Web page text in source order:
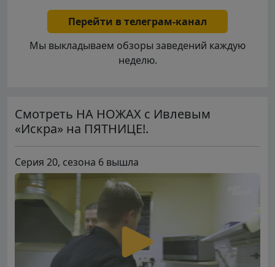
Перейти в телеграм-канал
Мы выкладываем обзоры заведений каждую
неделю.
Смотреть НА НОЖАХ с Ивлевым
«Искра» на ПЯТНИЦЕ!.
Серия 20, сезона 6 вышла